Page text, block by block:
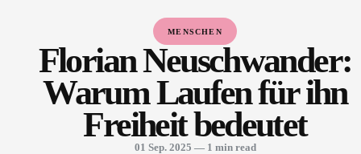
MENSCHEN
Florian Neuschwander:
Warum Laufen für ihn
Freiheit bedeutet
01 Sep. 2025 — 1 min read